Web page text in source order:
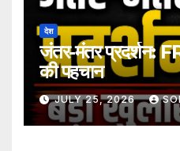
देश
जंतर-मंतर प्रदर्शन:
की पहचान
JULY 25, 2026